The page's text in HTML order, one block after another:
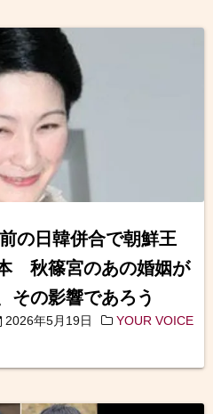
の日韓併合で朝鮮王
秋篠宮のあの婚姻が
その影響であろう
2026年5月19日 YOUR VOICE